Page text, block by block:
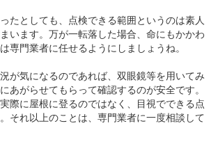
たとしても、点検できる範囲というのは素人
います。万が一転落した場合、命にもかかわ
専門業者に任せるようにしましょうね。
が気になるのであれば、双眼鏡等を用いてみ
あがらせてもらって確認するのが安全です。
際に屋根に登るのではなく、目視でできる点
それ以上のことは、専門業者に一度相談して